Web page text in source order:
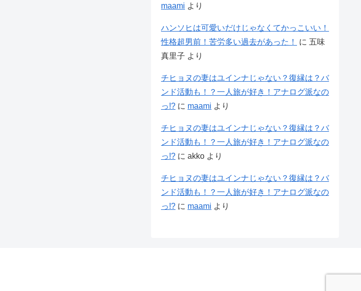
maami より
ハンソヒは可愛いだけじゃなくてかっこいい！
性格超男前！苦労多い過去があった！
に 五味
真里子 より
チヒョヌの妻はユインナじゃない？復縁は？バ
ンド活動も！？一人旅が好き！アナログ派なの
っ!? に maami より
チヒョヌの妻はユインナじゃない？復縁は？バ
ンド活動も！？一人旅が好き！アナログ派なの
っ!? に akko より
チヒョヌの妻はユインナじゃない？復縁は？バ
ンド活動も！？一人旅が好き！アナログ派なの
っ!? に maami より